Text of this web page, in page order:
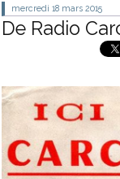
mercredi 18 mars 2015
De Radio